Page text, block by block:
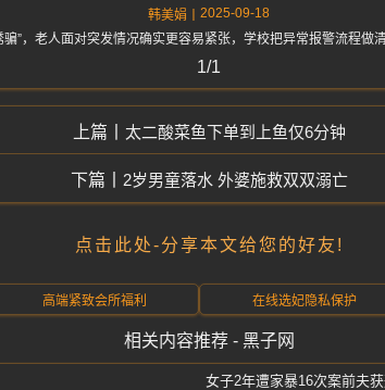
韩美娟
2025-09-18
骗”，老人面对突发情况确实更容易紧张，学校把异常报警流程做
1/1
太二酸菜鱼下单到上鱼仅6分钟
2岁男童落水 外婆施救双双溺亡
点击此处-分享本文给您的好友!
高端紧致会所福利 在线选妃隐私保护
相关内容推荐 - 黑子网
女子2年遭家暴16次案前夫